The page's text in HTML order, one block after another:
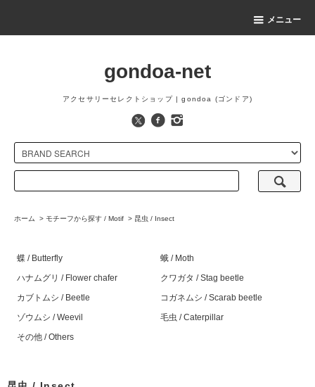
メニュー
gondoa-net
アクセサリーセレクトショップ | gondoa (ゴンドア)
ホーム > モチーフから探す / Motif > 昆虫 / Insect
蝶 / Butterfly
蛾 / Moth
ハナムグリ / Flower chafer
クワガタ / Stag beetle
カブトムシ / Beetle
コガネムシ / Scarab beetle
ゾウムシ / Weevil
毛虫 / Caterpillar
その他 / Others